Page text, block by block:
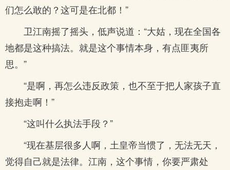
们怎么敢的？这可是在北都！”
卫江南摇了摇头，低声说道：“大姑，现在全国各
地都是这种搞法。就是这个事情本身，有点匪夷所
思。”
“是啊，再怎么违反政策，也不至于把人家孩子直
接抱走啊！”
“这叫什么执法手段？”
“现在基层很多人啊，土皇帝当惯了，无法无天，
觉得自己就是法律。江南，这个事情，你要严肃处